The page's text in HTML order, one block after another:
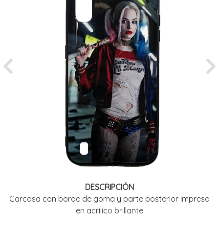
Previous
DESCRIPCIÓN
Carcasa con borde de goma y parte posterior impresa
en acrilico brillante